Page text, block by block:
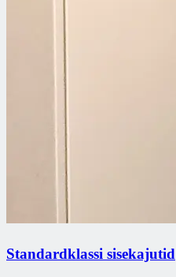
Standardklassi sisekajutid